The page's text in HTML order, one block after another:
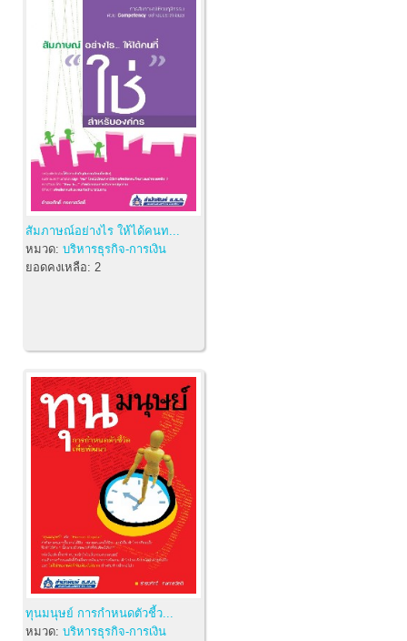
สัมภาษณ์อย่างไร ให้ได้คนท...
หมวด: บริหารธุรกิจ-การเงิน
ยอดคงเหลือ: 2
ทุนมนุษย์ การกำหนดตัวชี้ว...
หมวด: บริหารธุรกิจ-การเงิน